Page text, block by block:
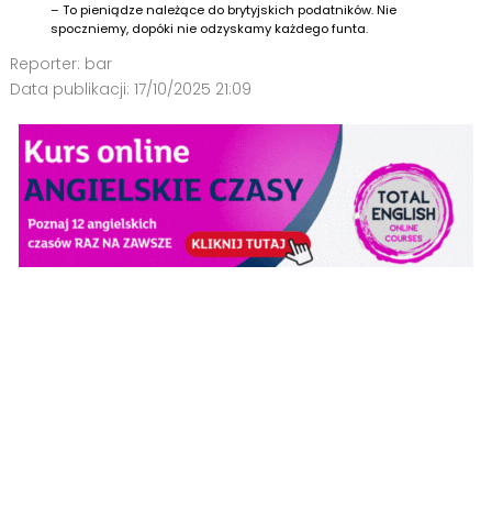
– To pieniądze należące do brytyjskich podatników. Nie
spoczniemy, dopóki nie odzyskamy każdego funta.
Reporter: bar
Data publikacji: 17/10/2025 21:09